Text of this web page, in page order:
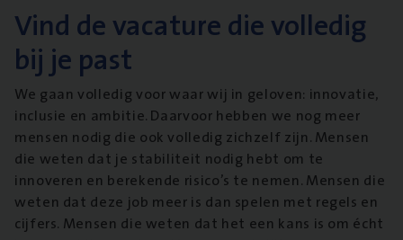
Vind de vacature die volledig
bij je past
We gaan volledig voor waar wij in geloven: innovatie,
inclusie en ambitie. Daarvoor hebben we nog meer
mensen nodig die ook volledig zichzelf zijn. Mensen
die weten dat je stabiliteit nodig hebt om te
innoveren en berekende risico’s te nemen. Mensen die
weten dat deze job meer is dan spelen met regels en
cijfers. Mensen die weten dat het een kans is om écht